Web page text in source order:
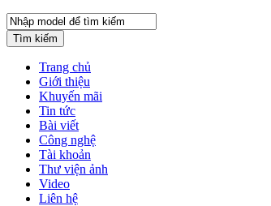
Tìm kiếm
Trang chủ
Giới thiệu
Khuyến mãi
Tin tức
Bài viết
Công nghệ
Tài khoản
Thư viện ảnh
Video
Liên hệ